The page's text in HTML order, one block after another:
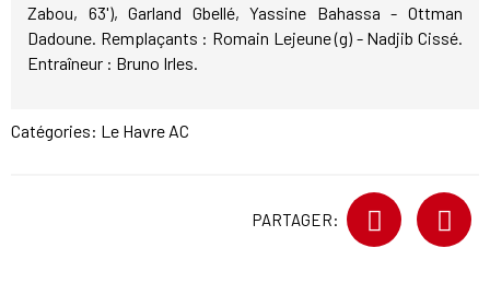
Zabou, 63'), Garland Gbellé, Yassine Bahassa - Ottman
Dadoune. Remplaçants : Romain Lejeune (g) - Nadjib Cissé.
Entraîneur : Bruno Irles.
Catégories: Le Havre AC
PARTAGER: